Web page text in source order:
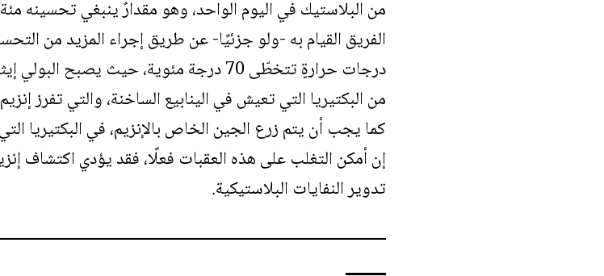
من البلاستيك في اليوم الواحد، وهو مقدارٌ ينبغي تحسينه
الفريق القيام به -ولو جزئيًا- عن طريق إجراء المزيد من
درجات حرارةٍ تتخطّى 70 درجة مئوية، حيث
كما يجب أن يتم زرع الجين الخاص بالإنزيم، في البكتيريا
تدوير النفايات البلاستيكية.